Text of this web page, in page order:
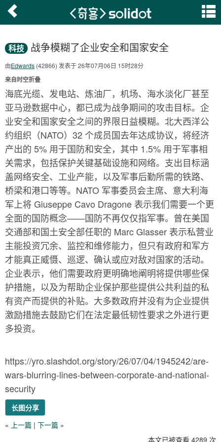
科技 战争模糊了企业安全和国家安全
由Edwards (42866) 发表于 26年07月06日 15时28分
来自时空折叠
海底光缆、发电站、炼油厂，机场、海水淡化厂甚至
亚马逊数据中心，都已成为战争期间的攻击目标。企
业安全和国家安全之间的界限日益模糊。北大西洋公
约组织（NATO）32 个成员国去年达成协议，将经济
产出的 5% 用于国防和安全，其中 1.5% 用于军事相
关需求，包括保护关键基础设施和网络。支出目标涵
盖网络安全、工业产能，以及军事后勤所需的铁路、
桥梁和港口等等。NATO 军事委员会主席、意大利海
军上将 Giuseppe Cavo Dragone 表示我们需要一个更
全面的国防概念——国防不再仅仅指军事。曾在美国
交通部和国土安全部任职的 Marc Glasser 表示私营业
主能投资冗余、监控和维修能力，但只有政府和军方
才能真正威慑、巡逻、确认或应对敌对国家的活动。
企业表示，他们需要政府更明确地阐明将提供哪些保
护措施，以及为帮助企业保护那些提供公共利益的私
有资产而提供的补贴。大多数政府并没有为企业提供
激励措施去鼓励它们在法定最低韧性要求之外进行更
多投资。
https://yro.slashdot.org/story/26/07/04/1945242/are-
wars-blurring-lines-between-corporate-and-national-
security
长图分享
« 上一篇 | 下一篇 »
本文已被查看 4289 次